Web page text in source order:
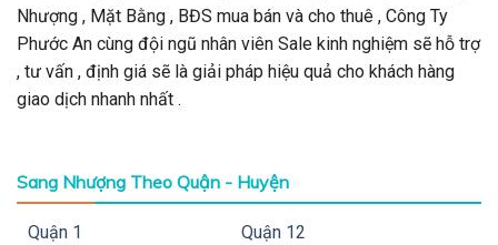
Nhượng , Mặt Bằng , BĐS mua bán và cho thuê , Công Ty
Phước An cùng đội ngũ nhân viên Sale kinh nghiệm sẽ hỗ trợ
, tư vấn , định giá sẽ là giải pháp hiệu quả cho khách hàng
giao dịch nhanh nhất .
Sang Nhượng Theo Quận - Huyện
Quận 1
Quận 12